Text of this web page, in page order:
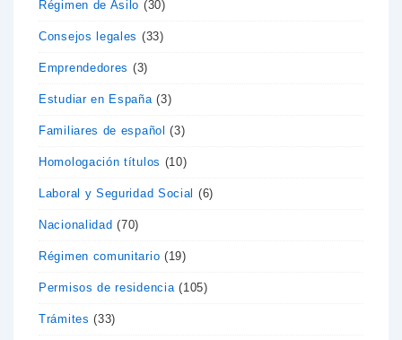
Régimen de Asilo (30)
Consejos legales (33)
Emprendedores (3)
Estudiar en España(3)
Familiares de español (3)
Homologación títulos (10)
Laboral y Seguridad Social (6)
Nacionalidad (70)
Régimen comunitario (19)
Permisos de residencia(105)
Trámites (33)